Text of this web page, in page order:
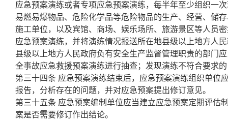
应急预案演练或者专项应急预案演练，每半年至少组织一
易燃易爆物品、危险化学品等危险物品的生产、经营、储
施工单位，以及宾馆、商场、娱乐场所、旅游景区等人员
应急预案演练，并将演练情况报送所在地县级以上地方人
县级以上地方人民政府负有安全生产监督管理职责的部门
全事故应急救援预案演练进行抽查；发现演练不符合要求
第三十四条 应急预案演练结束后，应急预案演练组织单位
报告，分析存在的问题，并对应急预案提出修订意见。
第三十五条 应急预案编制单位应当建立应急预案定期评估
案是否需要修订作出结论。